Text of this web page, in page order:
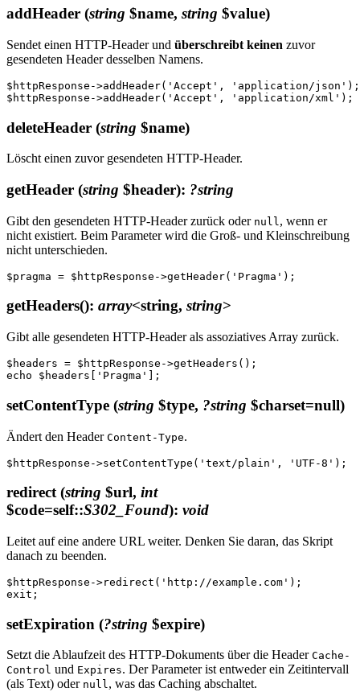
addHeader (string $name, string $value)
Sendet einen HTTP-Header und überschreibt keinen zuvor
gesendeten Header desselben Namens.
$httpResponse->addHeader('Accept', 'application/json');
deleteHeader (string $name)
Löscht einen zuvor gesendeten HTTP-Header.
getHeader (string $header): ?string
Gibt den gesendeten HTTP-Header zurück oder null , wenn er
nicht existiert. Beim Parameter wird die Groß- und Kleinschreibung
nicht unterschieden.
getHeaders(): array<string, string>
Gibt alle gesendeten HTTP-Header als assoziatives Array zurück.
$headers = $httpResponse->getHeaders();
setContentType (string $type, ?string $charset=null)
Ändert den Header Content-Type.
redirect(string $url, int
$code=self::S302_Found): void
Leitet auf eine andere URL weiter. Denken Sie daran, das Skript
danach zu beenden.
$httpResponse->redirect('http://example.com');
setExpiration (?string $expire)
Setzt die Ablaufzeit des HTTP-Dokuments über die Header Cache-
Control und Expires. Der Parameter ist entweder ein Zeitintervall
(als Text) oder null, was das Caching abschaltet.